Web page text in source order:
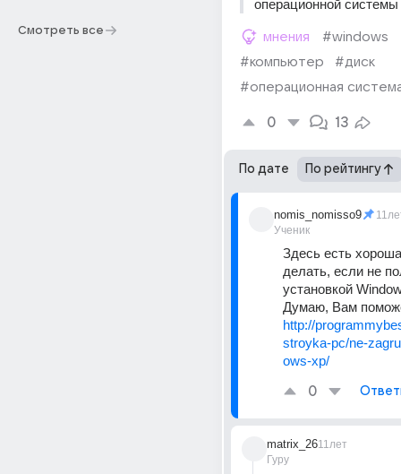
Смотреть все
операционной системы
мнения
#windows
#компьютер
#диск
#операционная
0 13
По дате По рейтингу
nomis_nomisso9
Ученик
Здесь есть
делать, если не
установкой
Думаю, Вам
http://
stroyka-pc/ne-
ows-xp/
0
matrix_26
Гуру
11лет